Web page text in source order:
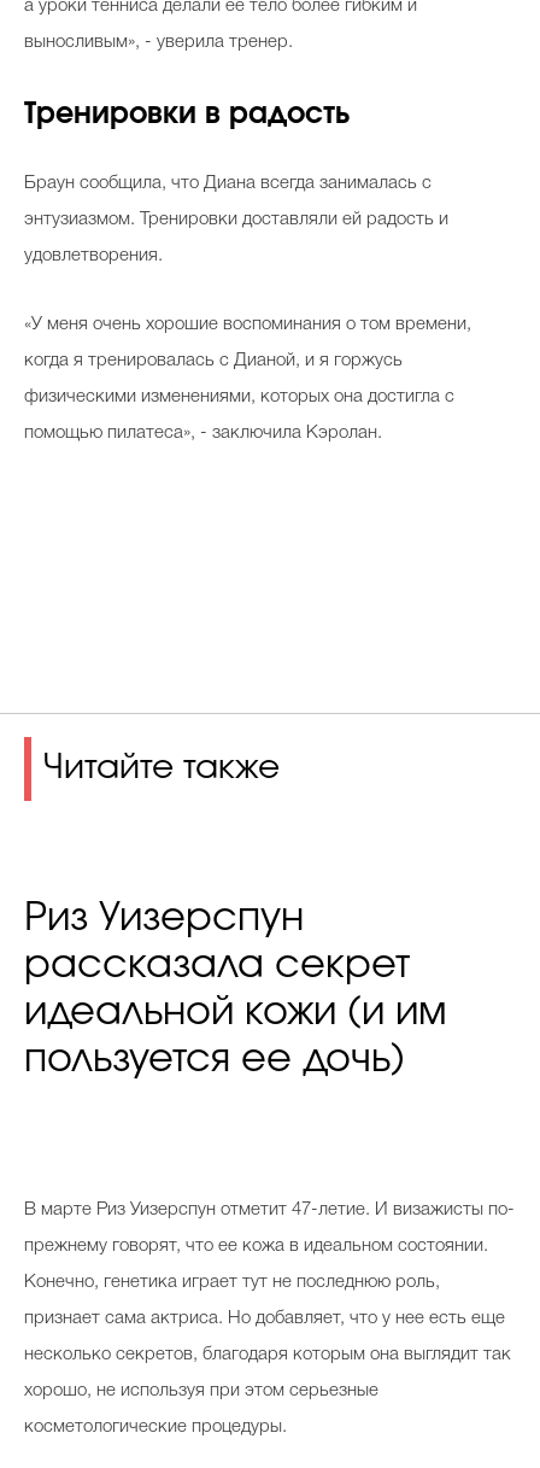
а уроки тенниса делали ее тело более гибким и
выносливым», - уверила тренер.
Тренировки в радость
Браун сообщила, что Диана всегда занималась с
энтузиазмом. Тренировки доставляли ей радость и
удовлетворения.
«У меня очень хорошие воспоминания о том времени,
когда я тренировалась с Дианой, и я горжусь
физическими изменениями, которых она достигла с
помощью пилатеса», - заключила Кэролан.
Читайте также
Риз Уизерспун
рассказала секрет
идеальной кожи (и им
пользуется ее дочь)
В марте Риз Уизерспун отметит 47-летие. И визажисты по-
прежнему говорят, что ее кожа в идеальном состоянии.
Конечно, генетика играет тут не последнюю роль,
признает сама актриса. Но добавляет, что у нее есть еще
несколько секретов, благодаря которым она выглядит так
хорошо, не используя при этом серьезные
косметологические процедуры.